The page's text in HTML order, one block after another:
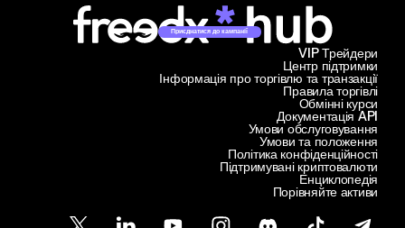
Приєднатися до кампанії
Центр підтримки
Інформація про торгівлю та транзакції
VIP Трейдери
Правила торгівлі
Обмінні курси
Документація API
Умови обслуговування
Умови та положення
Політика конфіденційності
Підтримувані криптовалюти
Енциклопедія
Порівняйте активи